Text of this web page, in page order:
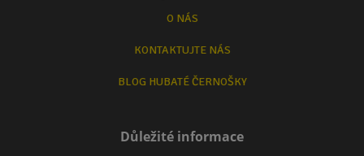
O NÁS
KONTAKTUJTE NÁS
BLOG HUBATÉ ČERNOŠKY
Důležité informace